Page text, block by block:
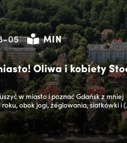
05 MIN
Oliwa i kobiety
w miasto i poznać Gdańsk z mniej
obok jogi, żeglowania, siatkówki i